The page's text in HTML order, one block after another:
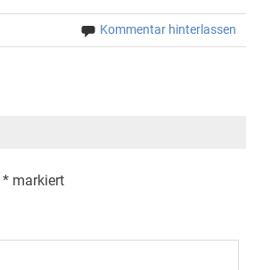
Kommentar hinterlassen
*markiert